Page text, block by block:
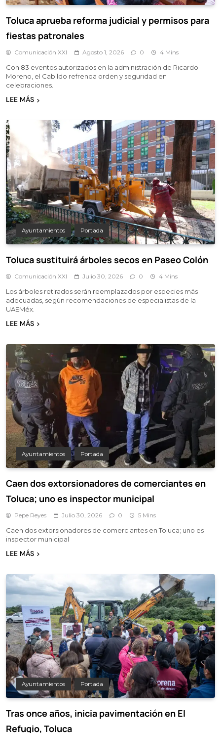
Toluca aprueba reforma judicial y permisos para
fiestas patronales
Comunicación XXI Agosto 1, 2026 0 4 Mins
Con 83 eventos autorizados en la administración de Ricardo
Moreno, el Cabildo refrenda orden y seguridad en
celebraciones.
LEE MÁS
Ayuntamientos Portada
Toluca sustituirá árboles secos en Paseo Colón
Comunicación XXI Julio 30, 2026 0 4 Mins
Los árboles retirados serán reemplazados por especies más
adecuadas, según recomendaciones de especialistas de la
UAEMéx.
LEE MÁS
Ayuntamientos Portada
Caen dos extorsionadores de comerciantes en
Toluca; uno es inspector municipal
Pepe Reyes Julio 30, 2026 0 5 Mins
Caen dos extorsionadores de comerciantes en Toluca; uno es
inspector municipal
LEE MÁS
Ayuntamientos Portada
Tras once años, inicia pavimentación en El
Refugio, Toluca